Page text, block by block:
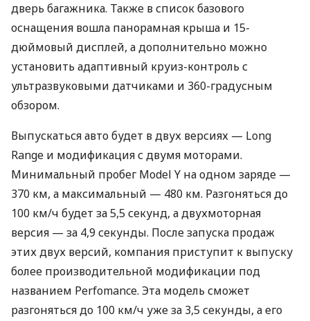
дверь багажника. Также в список базового
оснащения вошла панорамная крыша и 15-
дюймовый дисплей, а дополнительно можно
установить адаптивный круиз-контроль с
ультразвуковыми датчиками и 360-градусным
обзором.
Выпускаться авто будет в двух версиях — Long
Range и модификация с двумя моторами.
Минимальный пробег Model Y на одном заряде —
370 км, а максимальный — 480 км. Разгоняться до
100 км/ч будет за 5,5 секунд, а двухмоторная
версия — за 4,9 секунды. После запуска продаж
этих двух версий, компания приступит к выпуску
более производительной модификации под
названием Perfomance. Эта модель сможет
разгоняться до 100 км/ч уже за 3,5 секунды, а его